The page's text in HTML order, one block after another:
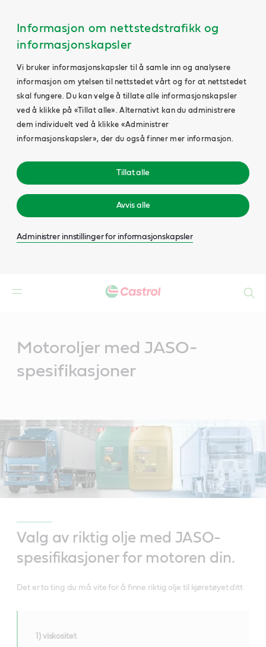
Informasjon om nettstedstrafikk og
informasjonskapsler
Vi bruker informasjonskapsler til å samle inn og analysere
informasjon om ytelsen til nettstedet vårt og for at nettstedet
skal fungere. Du kan velge å tillate alle informasjonskapsler
ved å klikke på «Tillat alle». Alternativt kan du administrere
dem individuelt ved å klikke «Administrer
informasjonskapsler», der du også finner mer informasjon.
Tillat alle
Avvis alle
Administrer innstillinger for informasjonskapsler
Motoroljer med JASO-
spesifikasjoner
Valg av riktig olje med JASO-
spesifikasjoner for motoren din.
Det er to ting du må vite for å finne riktig olje til kjøretøyet ditt
1) viskositet